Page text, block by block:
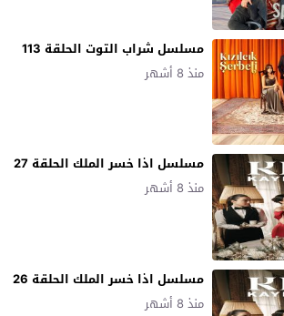
مسلسل شراب التوت الحلقة 113
منذ 8 أشهر
مسلسل اذا خسر الملك الحلقة 27
منذ 8 أشهر
مسلسل اذا خسر الملك الحلقة 26
منذ 8 أشهر